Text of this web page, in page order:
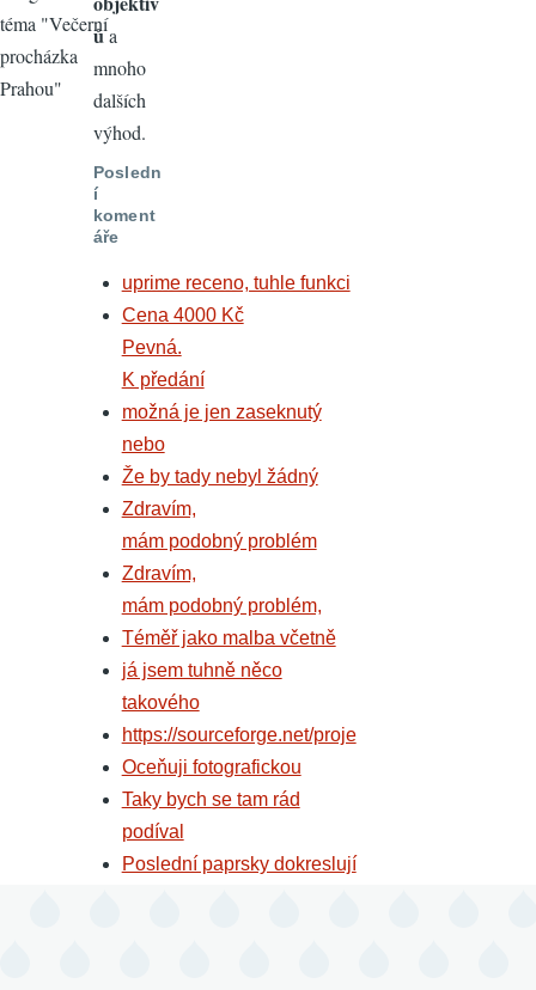
téma "Večerní
procházka
Prahou"
ůa
mnoho
dalších
výhod.
Posledn
í
koment
áře
uprime receno, tuhle funkci
Cena 4000 Kč
Pevná.
K předání
možná je jen zaseknutý
nebo
Že by tady nebyl žádný
Zdravím,
mám podobný problém
Zdravím,
mám podobný problém,
Téměř jako malba včetně
já jsem tuhně něco
takového
https://sourceforge.net/proje
Oceňuji fotografickou
Taky bych se tam rád
podíval
Poslední paprsky dokreslují